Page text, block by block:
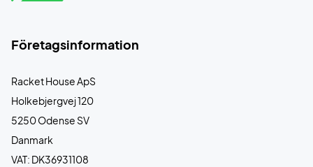
Företagsinformation
Racket House ApS
Holkebjergvej 120
5250 Odense SV
Danmark
VAT: DK36931108